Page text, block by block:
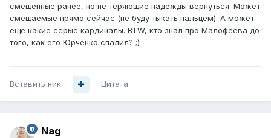
смещенные ранее, но не теряющие надежды вернуться. Может
смещаемые прямо сейчас (не буду тыкать пальцем). А может
еще какие серые кардиналы. BTW, кто знал про Малофеева до
того, как его Юрченко спалил? ;)
Вставить ник Цитата
Nag